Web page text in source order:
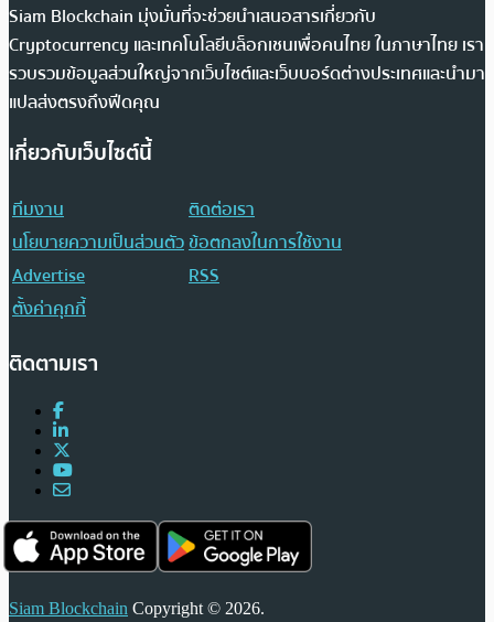
Siam Blockchain มุ่งมั่นที่จะช่วยนำเสนอสารเกี่ยวกับ
Cryptocurrency และเทคโนโลยีบล็อกเชนเพื่อคนไทย ในภาษาไทย เรา
รวบรวมข้อมูลส่วนใหญ่จากเว็บไซต์และเว็บบอร์ดต่างประเทศและนำมา
แปลส่งตรงถึงฟีดคุณ
เกี่ยวกับเว็บไซต์นี้
ทีมงาน
ติดต่อเรา
นโยบายความเป็นส่วนตัวข้อตกลงในการใช้งาน
Advertise
RSS
ตั้งค่าคุกกี้
ติดตามเรา
Siam Blockchain Copyright © 2026.